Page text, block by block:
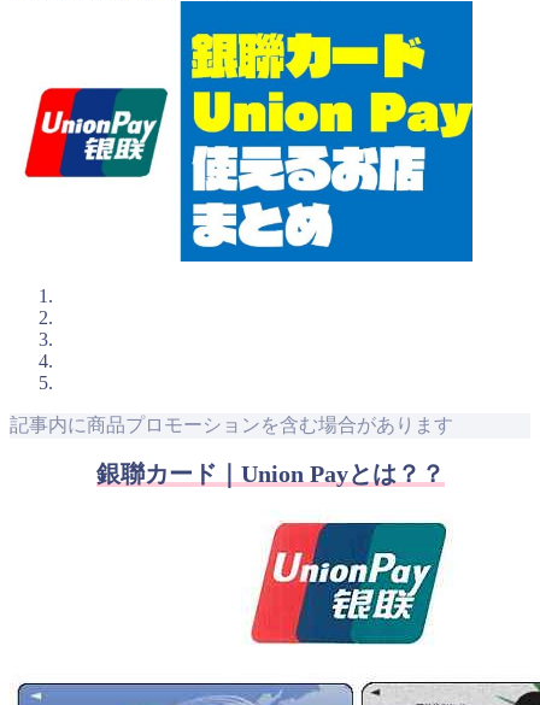
記事内に商品プロモーションを含む場合があります
銀聯カード｜Union Payとは？？